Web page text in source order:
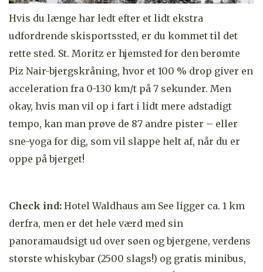
Hvis du længe har ledt efter et lidt ekstra
udfordrende skisportssted, er du kommet til det
rette sted. St. Moritz er hjemsted for den berømte
Piz Nair-bjergskråning, hvor et 100 % drop giver en
acceleration fra 0-130 km/t på 7 sekunder. Men
okay, hvis man vil op i fart i lidt mere adstadigt
tempo, kan man prøve de 87 andre pister – eller
sne-yoga for dig, som vil slappe helt af, når du er
oppe på bjerget!
Check ind: Hotel Waldhaus am See ligger ca. 1 km
derfra, men er det hele værd med sin
panoramaudsigt ud over søen og bjergene, verdens
største whiskybar (2500 slags!) og gratis minibus,